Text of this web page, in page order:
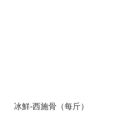
冰鮮-西施骨（每斤）